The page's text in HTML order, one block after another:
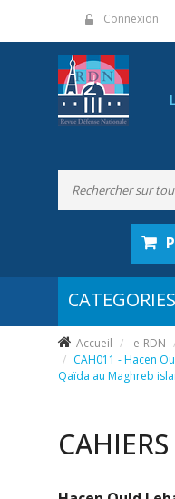
Connexion
Accueil e-RDN
CAH011 - Hacen
Qaïda au Maghreb